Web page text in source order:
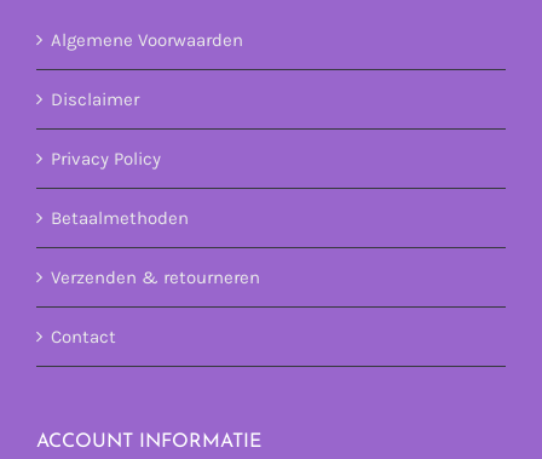
Algemene Voorwaarden
Disclaimer
Privacy Policy
Betaalmethoden
Verzenden & retourneren
Contact
ACCOUNT INFORMATIE